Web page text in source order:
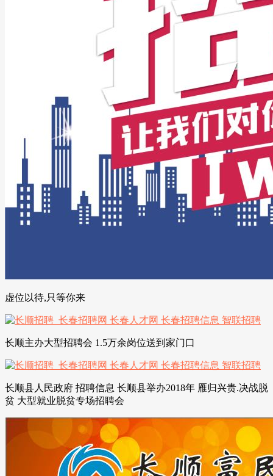
虚位以待,只等你来
长顺主办大型招聘会 1.5万余岗位送到家门口
长顺县人民政府 招聘信息 长顺县举办2018年 雁归兴贵.决战脱
贫 大型就业脱贫专场招聘会